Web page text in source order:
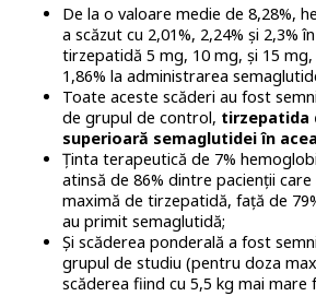
De la o valoare medie de 8,28%,
a scăzut cu 2,01%, 2,24% și 2,3%
tirzepatidă 5 mg, 10 mg, și 15
1,86% la administrarea
Toate aceste scăderi au fost
de grupul de control, tirzepatida
superioară semaglutidei în
Ținta terapeutică de 7%
atinsă de 86% dintre pacienții
maximă de tirzepatidă, față de
au primit semaglutidă;
Și scăderea ponderală a fost
grupul de studiu (pentru doza
scăderea fiind cu 5,5 kg mai mare